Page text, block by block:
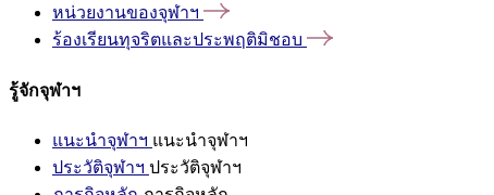
หน่วยงานของจุฬาฯ
ร้องเรียนทุจริตและประพฤติมิชอบ
รู้จักจุฬาฯ
แนะนำจุฬาฯ แนะนำจุฬาฯ
ประวัติจุฬาฯ ประวัติจุฬาฯ